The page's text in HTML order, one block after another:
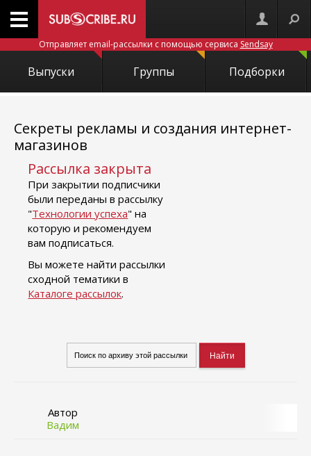
Отправляет email-рассылки с помощью сервиса Sendsay
Выпуски Группы Подборки
Секреты рекламы и создания интернет-
магазинов
Рассылка закрыта
При закрытии подписчики
были переданы в рассылку
"Технологии успеха" на
которую и рекомендуем
вам подписаться.
Вы можете найти рассылки
сходной тематики в
Каталоге рассылок.
Автор
Вадим